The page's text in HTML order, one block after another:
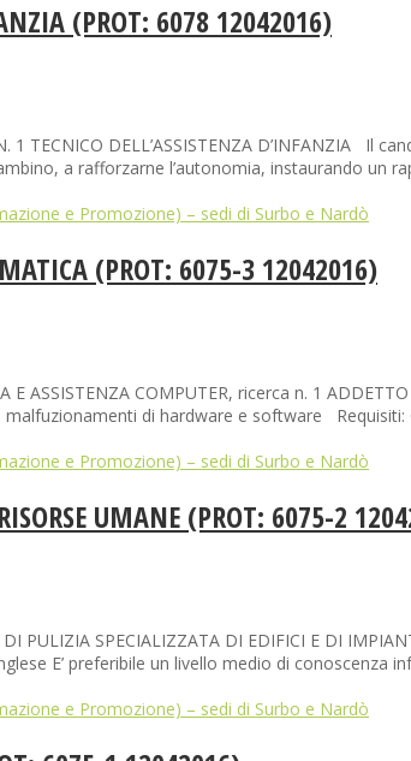
(PROT: 6078 12042016)
1 TECNICO DELL’ASSISTENZA D’INFANZIA
a rafforzarne l’autonomia, instaurando un
e Promozione) – sedi di Surbo e Nardò
(PROT: 6075-3 12042016)
E ASSISTENZA COMPUTER, ricerca n. 1
di hardware e software
e Promozione) – sedi di Surbo e Nardò
UMANE (PROT: 6075-2
PULIZIA SPECIALIZZATA DI EDIFICI E DI
E’ preferibile un livello medio di
e Promozione) – sedi di Surbo e Nardò